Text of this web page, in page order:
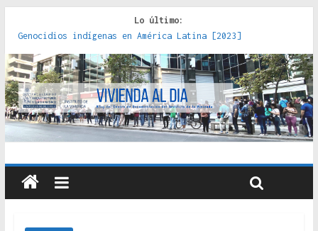
Lo último:
Genocidios indígenas en América Latina [2023]
Estudios sobre la espacialización de los Estados :
políticas, prácticas y representaciones [2022]
Donde el pedernal choca con el acero : hacia una teoría
crítica de las fronteras latinoamericanas [2020]
Criterios técnicos para una vivienda adecuada [2019]
Red de consultorios de la Caja del Seguro Obrero en
Santiago : un patrimonio emblemático [2014]